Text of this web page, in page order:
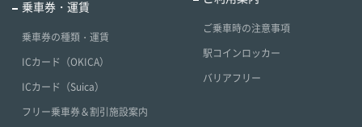
乗車券・運賃
乗車券の種類・運賃
ICカード（OKICA）
ICカード（Suica）
フリー乗車券＆割引施設案内
ご乗車時の注意事項
駅コインロッカー
バリアフリー